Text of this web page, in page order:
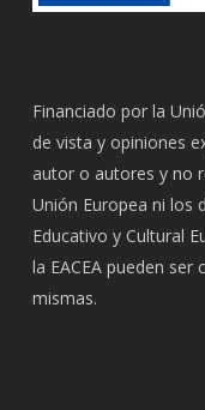
Financiado por la
de vista y opiniones
autor o autores y no
Unión Europea ni los
Educativo y Cultural
la EACEA pueden ser
mismas.